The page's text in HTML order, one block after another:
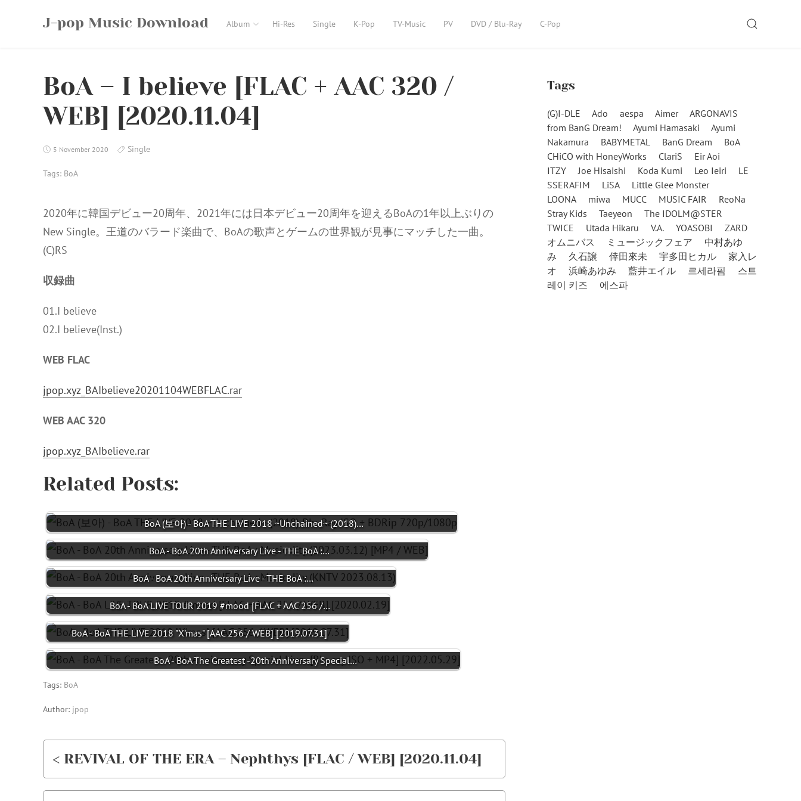
J-pop Music Download Album Hi-Res Single K-Pop TV-Music PV DVD / Blu-Ray C-Pop SEARCH
BoA – I believe [FLAC + AAC 320 /
WEB] [2020.11.04]
5 November 2020 Single
Tags: BoA
2020年に韓国デビュー20周年、2021年には日本デビュー20周年を迎えるBoAの1年以上ぶりの
New Single。王道のバラード楽曲で、BoAの歌声とゲームの世界観が見事にマッチした一曲。
(C)RS
収録曲
01.I believe
02.I believe(Inst.)
WEB FLAC
jpop.xyz_BAIbelieve20201104WEBFLAC.rar
WEB AAC 320
jpop.xyz_BAIbelieve.rar
Related Posts:
BoA (보아) - BoA THE LIVE 2018 ~Unchained~ (2018)…
BoA - BoA 20th Anniversary Live - THE BoA :…
BoA - BoA 20th Anniversary Live - THE BoA :…
BoA - BoA LIVE TOUR 2019 #mood [FLAC + AAC 256 /…
BoA - BoA THE LIVE 2018 "X'mas" [AAC 256 / WEB] [2019.07.31]
BoA - BoA The Greatest -20th Anniversary Special…
Tags: BoA
Author: jpop
< REVIVAL OF THE ERA – Nephthys [FLAC / WEB] [2020.11.04]
Tags
(G)I-DLE Ado aespa Aimer
ARGONAVIS
from BanG Dream!
Ayumi Hamasaki
Ayumi
Nakamura
BABYMETAL BanG Dream
BoA
CHiCO with HoneyWorks
ClariS
Eir Aoi
ITZY
Joe Hisaishi Koda Kumi Leo Ieiri
LE
SSERAFIM
LiSA
Little Glee Monster
LOONA
miwa MUCC MUSIC FAIR
ReoNa
Stray Kids
Taeyeon
The IDOLM@STER
TWICE
Utada Hikaru V.A. YOASOBI
ZARD
オムニバス
ミュージックフェア
中村あゆ
み
久石譲 倖田來未 宇多田ヒカル
家入レ
オ
浜崎あゆみ 藍井エイル 르세라핌
스트
레이 키즈
에스파